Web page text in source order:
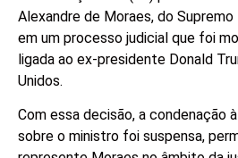
Alexandre de Moraes, do
em um processo judicial que foi
ligada ao ex-presidente Donald
Unidos.
Com essa decisão, a condenação
sobre o ministro foi suspensa,